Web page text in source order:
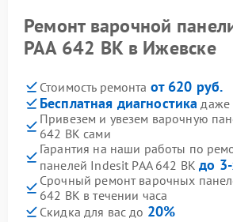
Ремонт варочной
PAA 642 BK в Ижевске
Стоимость ремонта от 620 руб.
Бесплатная диагностика даже
Привезем и увезем варочную
642 BK сами
Гарантия на наши работы по
панелей Indesit PAA 642 BKдо
Срочный ремонт варочных
642 BK в течении часа
Скидка для вас до 20%